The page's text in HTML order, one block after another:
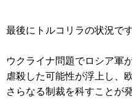
最後にトルコリラの状況で
ウクライナ問題でロシア軍
虐殺した可能性が浮上し、
さらなる制裁を科すことが